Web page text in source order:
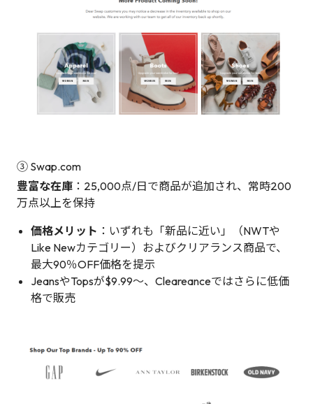
③ Swap.com
豊富な在庫 ：25,000点/日で商品が追加され、常時200
万点以上を保持
価格メリット ：いずれも「新品に近い」（NWTや
Like Newカテゴリー）およびクリアランス商品で、
最大90％OFF価格を提示
JeansやTopsが$9.99〜、Cleareanceではさらに低価
格で販売